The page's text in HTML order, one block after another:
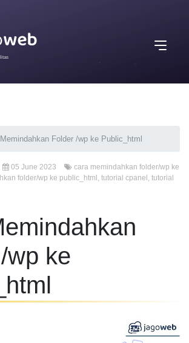
Folder /wp ke Public_html
05 June 2023
cara memindahkan folder/wp ke
folder/wp ke public_html , tutorial cpanel , tutorial
wp ke